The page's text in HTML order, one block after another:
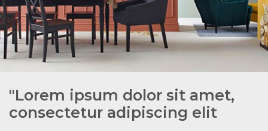
"Lorem ipsum dolor sit amet,
consectetur adipiscing elit